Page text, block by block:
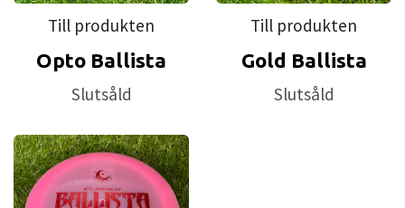
Till produkten
Opto Ballista
Slutsåld
Till produkten
Gold Ballista
Slutsåld